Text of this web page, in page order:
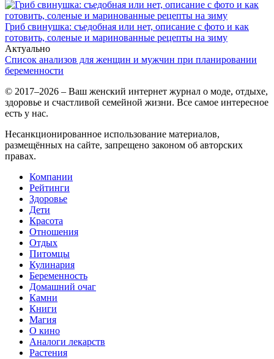
Гриб свинушка: съедобная или нет, описание с фото и как
готовить, соленые и маринованные рецепты на зиму
Актуально
Список анализов для женщин и мужчин при планировании
беременности
© 2017–2026 – Ваш женский интернет журнал о моде, отдыхе,
здоровье и счастливой семейной жизни. Все самое интересное
есть у нас.
Несанкционированное использование материалов,
размещённых на сайте, запрещено законом об авторских
правах.
Компании
Рейтинги
Здоровье
Дети
Красота
Отношения
Отдых
Питомцы
Кулинария
Беременность
Домашний очаг
Камни
Книги
Магия
О кино
Аналоги лекарств
Растения